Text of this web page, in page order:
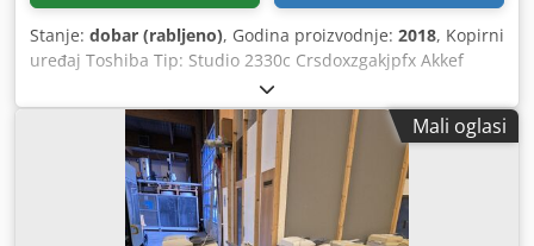
Stanje: dobar (rabljeno), Godina proizvodnje: 2018, Kopirni
uređaj Toshiba Tip: Studio 2330c Crsdoxzgakjpfx Akkef
Godina proizvodnje: cca 2018.
Mali oglasi